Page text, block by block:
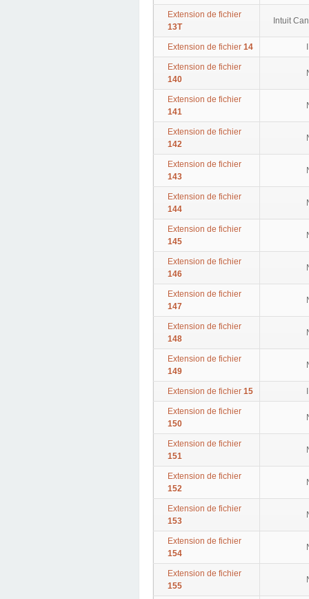
Extension de fichier
13T
Intuit
Extension de fichier 14
Extension de fichier
140
Extension de fichier
141
Extension de fichier
142
Extension de fichier
143
Extension de fichier
144
Extension de fichier
145
Extension de fichier
146
Extension de fichier
147
Extension de fichier
148
Extension de fichier
149
Extension de fichier 15
Extension de fichier
150
Extension de fichier
151
Extension de fichier
152
Extension de fichier
153
Extension de fichier
154
Extension de fichier
155